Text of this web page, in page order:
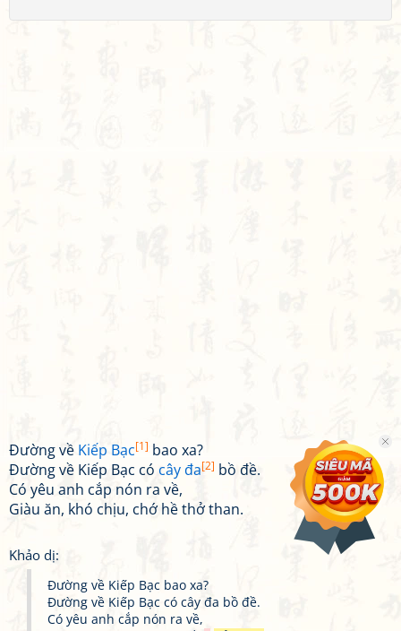
Đường về Kiếp Bạc[1] bao xa?
Đường về Kiếp Bạc có cây đa[2] bồ đề.
Có yêu anh cắp nón ra về,
Giàu ăn, khó chịu, chớ hề thở than.
Khảo dị:
Đường về Kiếp Bạc bao xa?
Đường về Kiếp Bạc có cây đa bồ đề.
Có yêu anh cắp nón ra về,